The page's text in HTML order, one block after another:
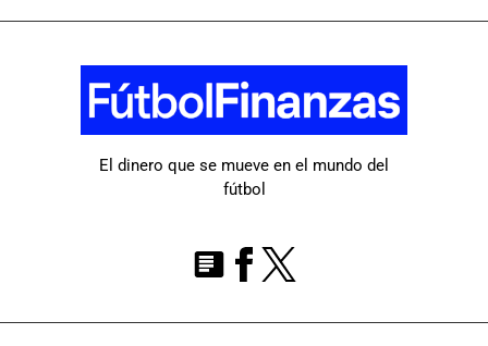
El dinero que se mueve en el mundo del
fútbol